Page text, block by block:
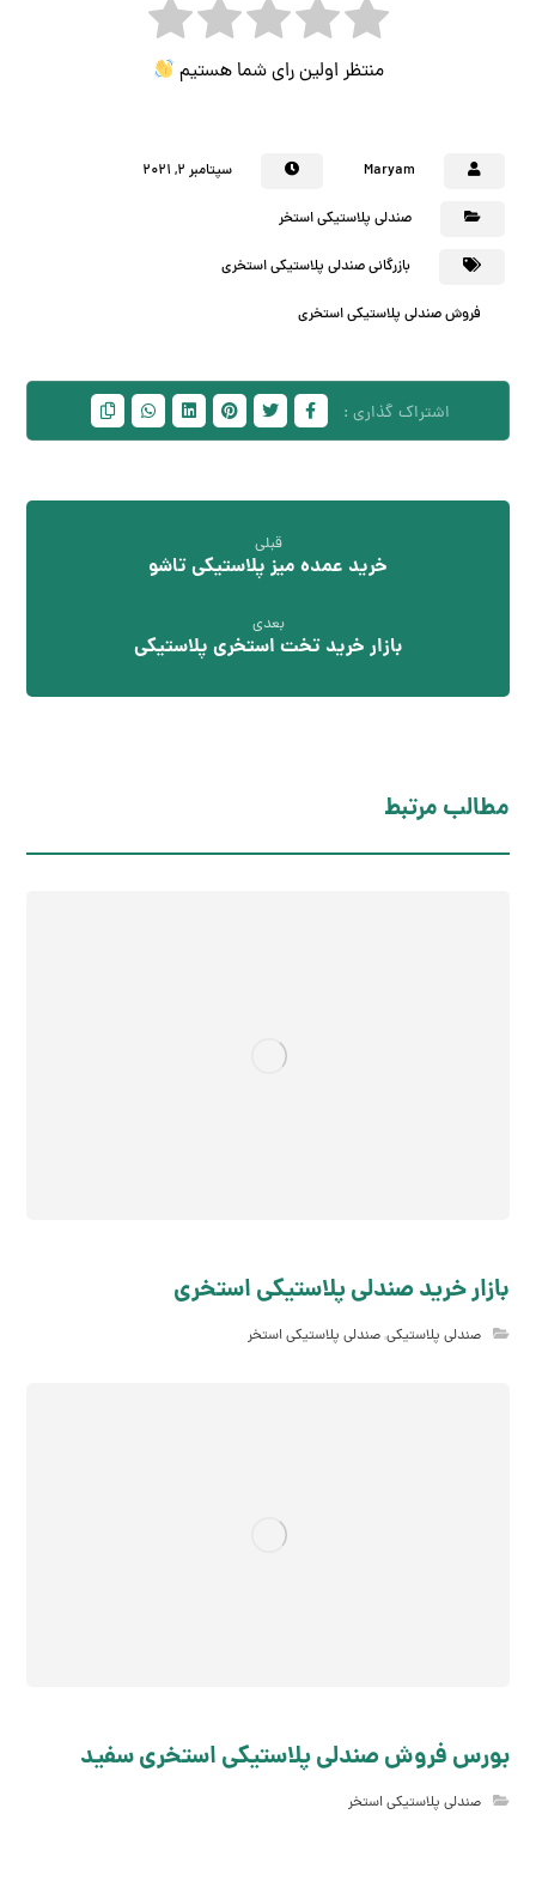
منتظر اولین رای شما هستیم
Maryam سپتامبر ۲, ۲۰۲۱
صندلی پلاستیکی استخر
بازرگانی صندلی پلاستیکی استخری
فروش صندلی پلاستیکی استخری
قبلی
خرید عمده میز پلاستیکی تاشو
بعدی
بازار خرید تخت استخری پلاستیکی
مطالب مرتبط
بازار خرید صندلی پلاستیکی استخری
صندلی پلاستیکی,صندلی پلاستیکی استخر
بورس فروش صندلی پلاستیکی استخری سفید
صندلی پلاستیکی استخر